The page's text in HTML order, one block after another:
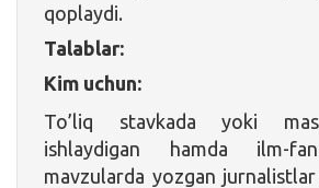
qoplaydi.
Talablar:
Kim uchun:
To’liq stavkada yoki
ishlaydigan hamda ilm-
mavzularda yozgan